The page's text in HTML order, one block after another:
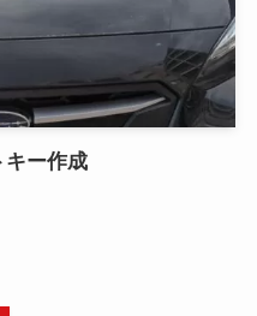
キー作成